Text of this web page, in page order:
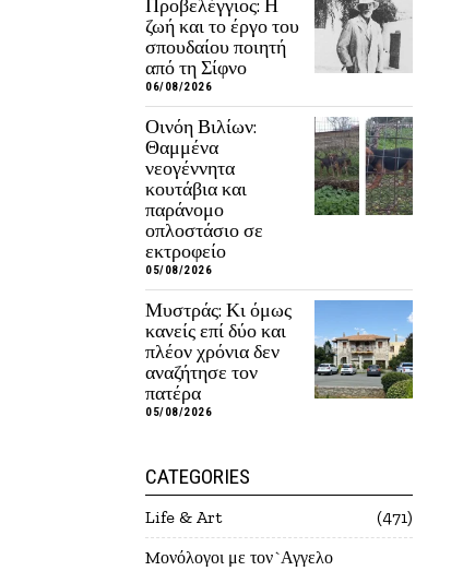
Προβελέγγιος: Η
ζωή και το έργο του
σπουδαίου ποιητή
από τη Σίφνο
06/08/2026
Οινόη Βιλίων:
Θαμμένα
νεογέννητα
κουτάβια και
παράνομο
οπλοστάσιο σε
εκτροφείο
05/08/2026
Μυστράς: Κι όμως
κανείς επί δύο και
πλέον χρόνια δεν
αναζήτησε τον
πατέρα
05/08/2026
CATEGORIES
Life & Art
471
Mονόλογοι με τον`Αγγελο